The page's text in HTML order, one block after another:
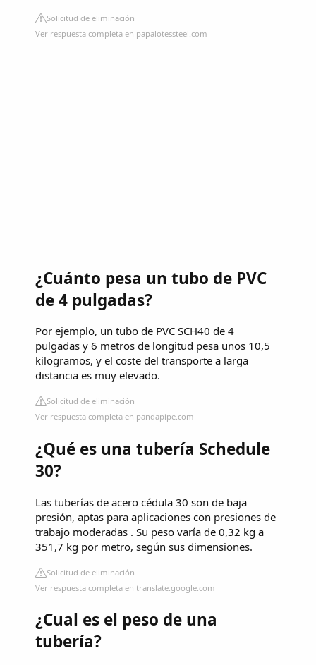
Solicitud de eliminación
Ver respuesta completa en papalotessteel.com
¿Cuánto pesa un tubo de PVC
de 4 pulgadas?
Por ejemplo, un tubo de PVC SCH40 de 4
pulgadas y 6 metros de longitud pesa unos 10,5
kilogramos, y el coste del transporte a larga
distancia es muy elevado.
Solicitud de eliminación
Ver respuesta completa en pandapipe.com
¿Qué es una tubería Schedule
30?
Las tuberías de acero cédula 30 son de baja
presión, aptas para aplicaciones con presiones de
trabajo moderadas . Su peso varía de 0,32 kg a
351,7 kg por metro, según sus dimensiones.
Solicitud de eliminación
Ver respuesta completa en translate.google.com
¿Cual es el peso de una
tubería?